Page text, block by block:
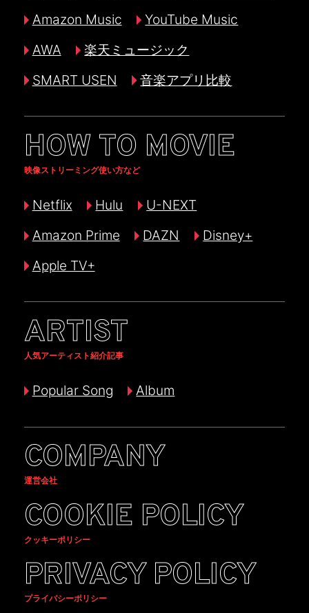
Amazon Music
YouTube Music
AWA
楽天ミュージック
SMART USEN
音楽アプリ比較
HOW TO MOVIE
映像ストリーミング使い方など
Netflix Hulu
U-NEXT
Amazon Prime
DAZN
Disney+
Apple TV+
ARTIST
人気アーティスト紹介記事
Popular Song Album
COMPANY
運営会社
COOKIE POLICY
クッキーポリシー
PRIVACY POLICY
プライバシーポリシー